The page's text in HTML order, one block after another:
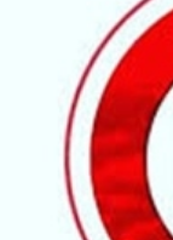
(MH) - MALABADİ
Silvan-Hazro